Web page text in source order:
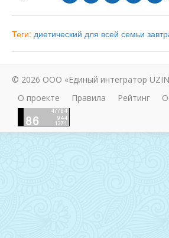
Теги: диетический для всей семьи
© 2026 ООО «Единый интегратор
О проекте
Правила Рейтинг